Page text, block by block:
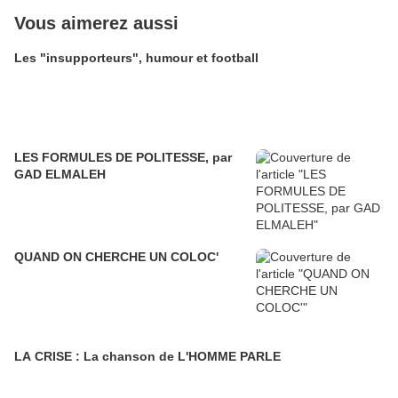
Vous aimerez aussi
Les "insupporteurs", humour et football
LES FORMULES DE POLITESSE, par
GAD ELMALEH
QUAND ON CHERCHE UN COLOC'
LA CRISE : La chanson de L'HOMME PARLE